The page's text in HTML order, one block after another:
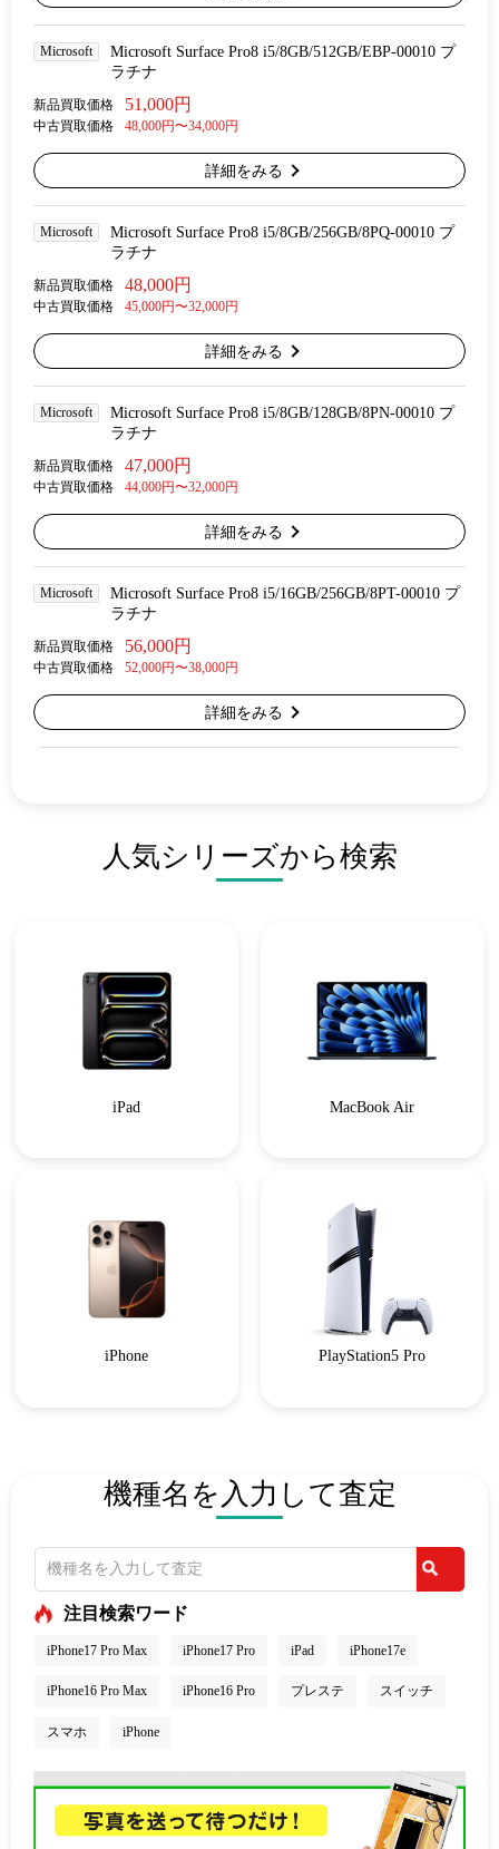
Microsoft
Microsoft Surface Pro8 i5/8GB/512GB/EBP-00010 プ
ラチナ
新品買取価格 51,000円
中古買取価格 48,000円〜34,000円
詳細をみる
Microsoft
Microsoft Surface Pro8 i5/8GB/256GB/8PQ-00010 プ
ラチナ
新品買取価格 48,000円
中古買取価格 45,000円〜32,000円
詳細をみる
Microsoft
Microsoft Surface Pro8 i5/8GB/128GB/8PN-00010 プ
ラチナ
新品買取価格 47,000円
中古買取価格 44,000円〜32,000円
詳細をみる
Microsoft
Microsoft Surface Pro8 i5/16GB/256GB/8PT-00010 プ
ラチナ
新品買取価格 56,000円
中古買取価格 52,000円〜38,000円
詳細をみる
人気シリーズから検索
iPad MacBook Air
iPhone PlayStation5 Pro
機種名を入力して査定
注目検索ワード
iPhone17 Pro Max iPhone17 Pro iPad iPhone17e
iPhone16 Pro Max iPhone16 Pro プレステ スイッチ
スマホ iPhone